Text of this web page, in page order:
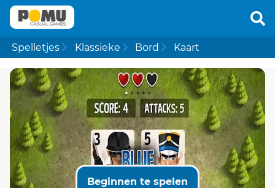
Spelletjes Klassieke Bord Kaart
Beginnen te spelen